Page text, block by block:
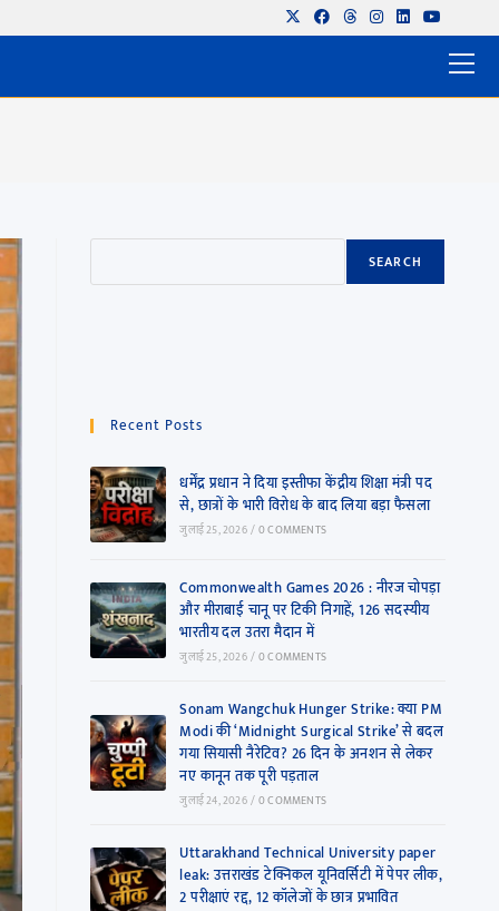
SEARCH
Recent Posts
धर्मेंद्र प्रधान ने दिया इस्तीफा केंद्रीय शिक्षा मंत्री पद
से, छात्रों के भारी विरोध के बाद लिया बड़ा फैसला
जुलाई 25, 2026 /0 COMMENTS
Commonwealth Games 2026 : नीरज चोपड़ा
और मीराबाई चानू पर टिकी निगाहें, 126 सदस्यीय
भारतीय दल उतरा मैदान में
जुलाई 25, 2026 /0 COMMENTS
Sonam Wangchuk Hunger Strike: क्या PM
Modi की ‘Midnight Surgical Strike’ से बदल
गया सियासी नैरेटिव? 26 दिन के अनशन से लेकर
नए कानून तक पूरी पड़ताल
जुलाई 24, 2026 /0 COMMENTS
Uttarakhand Technical University paper
leak: उत्तराखंड टेक्निकल यूनिवर्सिटी में पेपर लीक,
2 परीक्षाएं रद्द, 12 कॉलेजों के छात्र प्रभावित